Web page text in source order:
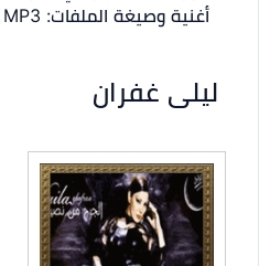
أغنية وصيغة الملفات: MP3
ليلى غفران